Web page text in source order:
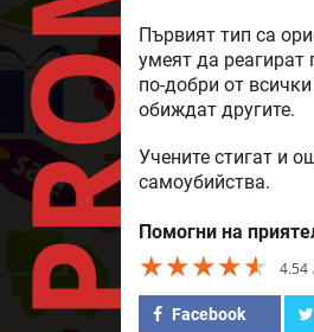
Първият тип са
умеят да реагират
по-добри от
обиждат другите.
Учените стигат и
самоубийства.
Помогни на
★★★★★
★★★★★
★★★★★ 4.54
Facebook